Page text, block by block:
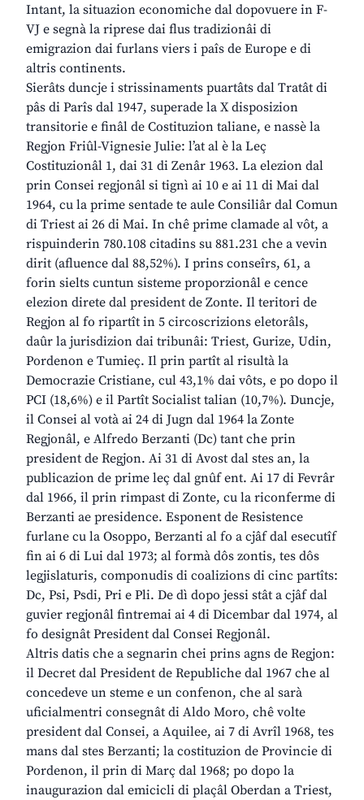
Intant, la situazion economiche dal dopovuere in F-
VJ e segnà la riprese dai flus tradizionâi di
emigrazion dai furlans viers i paîs de Europe e di
altris continents.
Sierâts duncje i strissinaments puartâts dal Tratât di
pâs di Parîs dal 1947, superade la X disposizion
transitorie e finâl de Costituzion taliane, e nassè la
Regjon Friûl-Vignesie Julie: l’at al è la Leç
Costituzionâl 1, dai 31 di Zenâr 1963. La elezion dal
prin Consei regjonâl si tignì ai 10 e ai 11 di Mai dal
1964, cu la prime sentade te aule Consiliâr dal Comun
di Triest ai 26 di Mai. In chê prime clamade al vôt, a
rispuinderin 780.108 citadins su 881.231 che a vevin
dirit (afluence dal 88,52%). I prins conseîrs, 61, a
forin sielts cuntun sisteme proporzionâl e cence
elezion direte dal president de Zonte. Il teritori de
Regjon al fo ripartît in 5 circoscrizions eletorâls,
daûr la jurisdizion dai tribunâi: Triest, Gurize, Udin,
Pordenon e Tumieç. Il prin partît al risultà la
Democrazie Cristiane, cul 43,1% dai vôts, e po dopo il
PCI (18,6%) e il Partît Socialist talian (10,7%). Duncje,
il Consei al votà ai 24 di Jugn dal 1964 la Zonte
Regjonâl, e Alfredo Berzanti (Dc) tant che prin
president de Regjon. Ai 31 di Avost dal stes an, la
publicazion de prime leç dal gnûf ent. Ai 17 di Fevrâr
dal 1966, il prin rimpast di Zonte, cu la riconferme di
Berzanti ae presidence. Esponent de Resistence
furlane cu la Osoppo, Berzanti al fo a cjâf dal esecutîf
fin ai 6 di Lui dal 1973; al formà dôs zontis, tes dôs
legjislaturis, componudis di coalizions di cinc partîts:
Dc, Psi, Psdi, Pri e Pli. De dì dopo jessi stât a cjâf dal
guvier regjonâl fintremai ai 4 di Dicembar dal 1974, al
fo designât President dal Consei Regjonâl.
Altris datis che a segnarin chei prins agns de Regjon:
il Decret dal President de Republiche dal 1967 che al
concedeve un steme e un confenon, che al sarà
uficialmentri consegnât di Aldo Moro, chê volte
president dal Consei, a Aquilee, ai 7 di Avrîl 1968, tes
mans dal stes Berzanti; la costituzion de Provincie di
Pordenon, il prin di Març dal 1968; po dopo la
inaugurazion dal emicicli di plaçâl Oberdan a Triest,